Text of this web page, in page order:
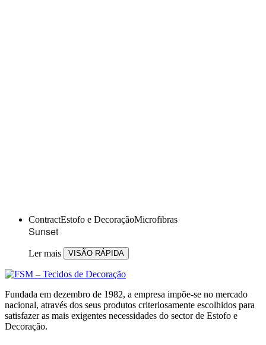
ContractEstofo e DecoraçãoMicrofibras
Sunset
Ler mais VISÃO RÁPIDA
Fundada em dezembro de 1982, a empresa impõe-se no mercado
nacional, através dos seus produtos criteriosamente escolhidos para
satisfazer as mais exigentes necessidades do sector de Estofo e
Decoração.